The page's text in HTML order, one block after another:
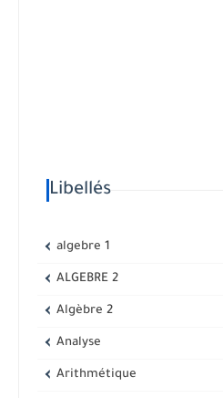
Libellés
algebre 1
ALGEBRE 2
Algèbre 2
Analyse
Arithmétique